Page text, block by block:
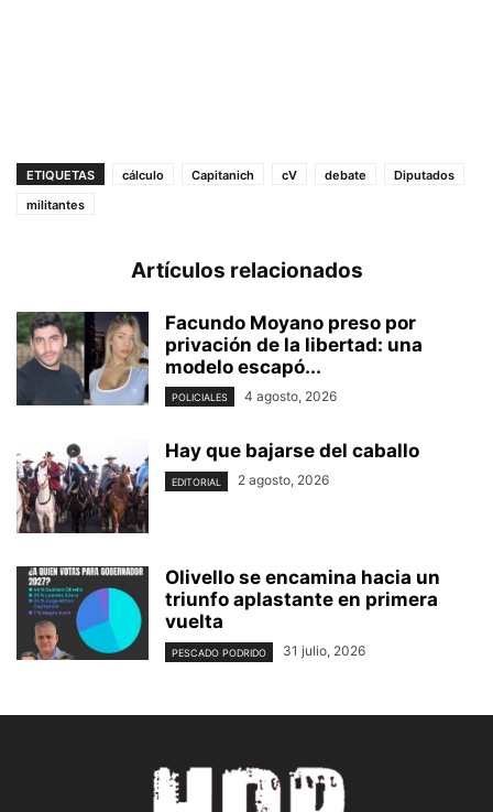
ETIQUETAS cálculo Capitanich cV debate
Diputados
militantes
Artículos relacionados
Facundo Moyano preso por
privación de la libertad: una
modelo escapó...
POLICIALES 4 agosto, 2026
Hay que bajarse del caballo
EDITORIAL 2 agosto, 2026
Olivello se encamina hacia un
triunfo aplastante en primera
vuelta
PESCADO PODRIDO 31 julio, 2026